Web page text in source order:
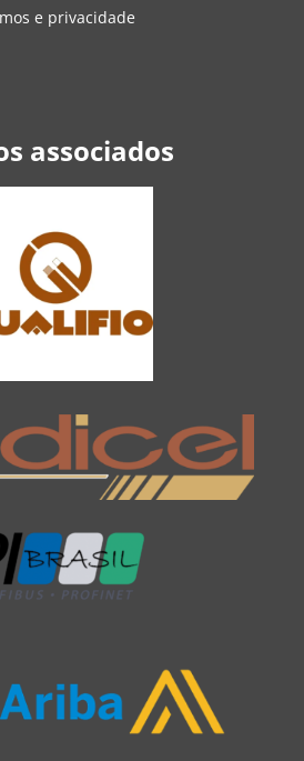
e privacidade
associados